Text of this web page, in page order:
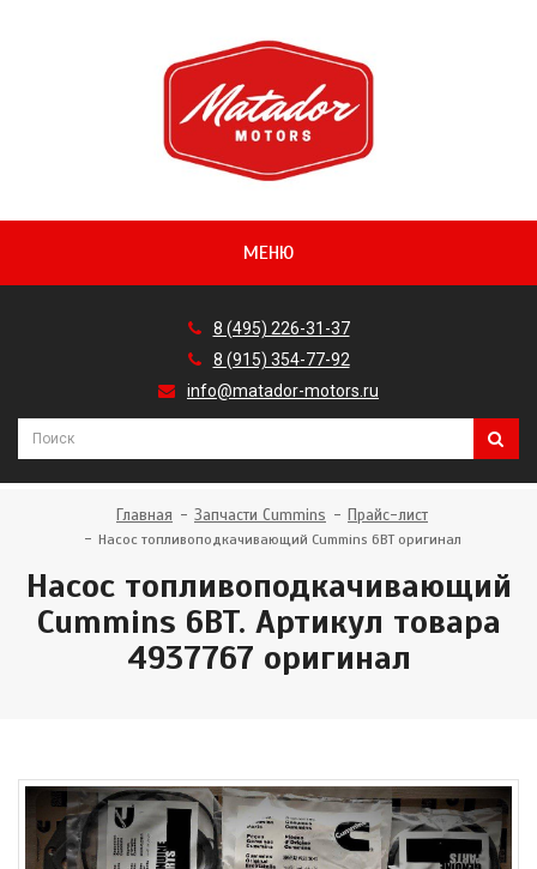
МЕНЮ
8 (495) 226-31-37
8 (915) 354-77-92
info@matador-motors.ru
Главная Запчасти Cummins Прайс-лист
Насос топливоподкачивающий Cummins 6BT оригинал
Насос топливоподкачивающий
Cummins 6BT. Артикул товара
4937767 оригинал